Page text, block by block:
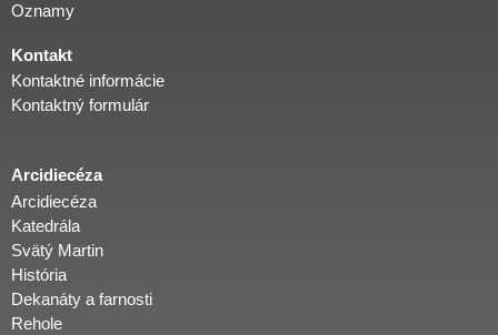
Oznamy
Kontakt
Kontaktné informácie
Kontaktný formulár
Arcidiecéza
Arcidiecéza
Katedrála
Svätý Martin
História
Dekanáty a farnosti
Rehole